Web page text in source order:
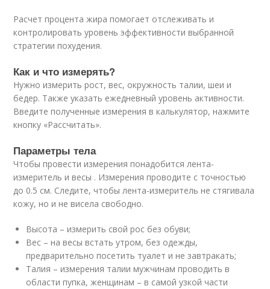
Расчет процента жира помогает отслеживать и
контролировать уровень эффективности выбранной
стратегии похудения.
Как и что измерять?
Нужно измерить рост, вес, окружность талии, шеи и
бедер. Также указать ежедневный уровень активности.
Введите полученные измерения в калькулятор, нажмите
кнопку «Рассчитать».
Параметры тела
Чтобы провести измерения понадобится лента-
измеритель и весы . Измерения проводите с точностью
до 0.5 см. Следите, чтобы лента-измеритель не стягивала
кожу, но и не висела свободно.
Высота – измерить свой рос без обуви;
Вес – на весы встать утром, без одежды,
предварительно посетить туалет и не завтракать;
Талия – измерения талии мужчинам проводить в
области пупка, женщинам – в самой узкой части